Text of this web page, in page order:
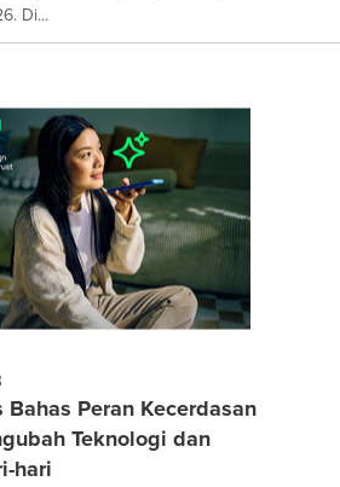
Di...
Peran Kecerdasan
Teknologi dan
hari